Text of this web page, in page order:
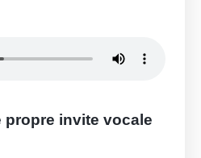
propre invite vocale